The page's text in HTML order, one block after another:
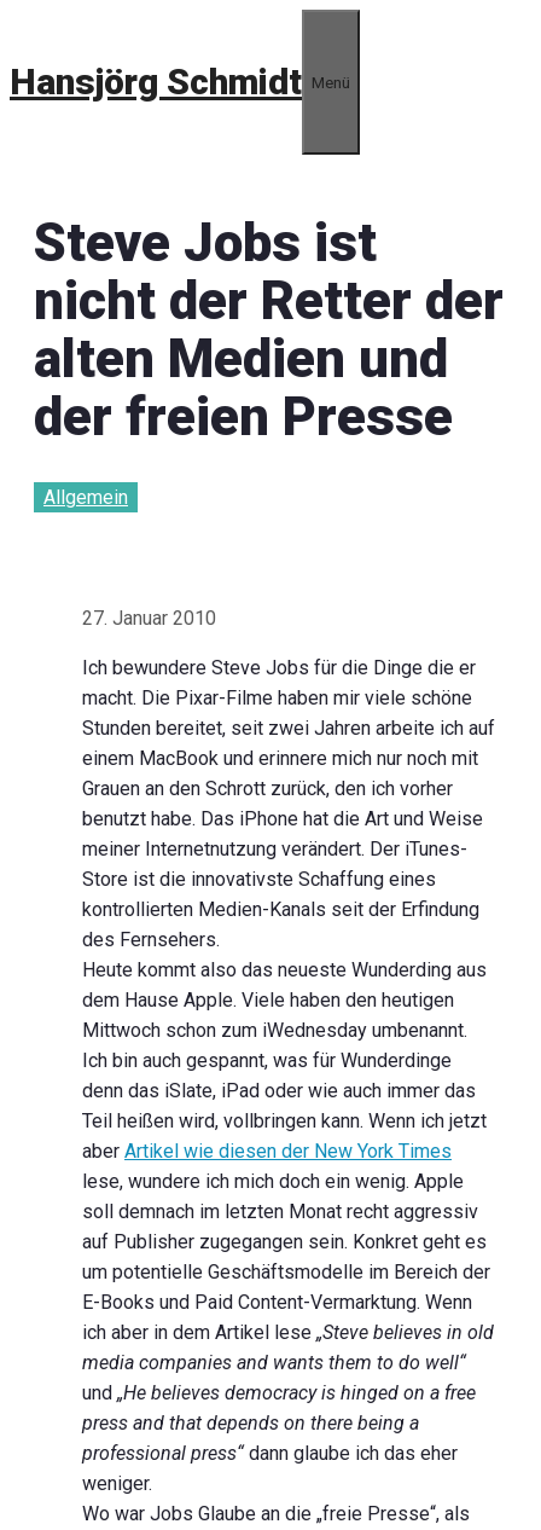
springen
Hansjörg Schmidt Menü
Steve Jobs ist
nicht der Retter der
alten Medien und
der freien Presse
Allgemein
27. Januar 2010
Ich bewundere Steve Jobs für die Dinge die er
macht. Die Pixar-Filme haben mir viele schöne
Stunden bereitet, seit zwei Jahren arbeite ich auf
einem MacBook und erinnere mich nur noch mit
Grauen an den Schrott zurück, den ich vorher
benutzt habe. Das iPhone hat die Art und Weise
meiner Internetnutzung verändert. Der iTunes-
Store ist die innovativste Schaffung eines
kontrollierten Medien-Kanals seit der Erfindung
des Fernsehers.
Heute kommt also das neueste Wunderding aus
dem Hause Apple. Viele haben den heutigen
Mittwoch schon zum iWednesday umbenannt.
Ich bin auch gespannt, was für Wunderdinge
denn das iSlate, iPad oder wie auch immer das
Teil heißen wird, vollbringen kann. Wenn ich jetzt
aber Artikel wie diesen der New York Times
lese, wundere ich mich doch ein wenig. Apple
soll demnach im letzten Monat recht aggressiv
auf Publisher zugegangen sein. Konkret geht es
um potentielle Geschäftsmodelle im Bereich der
E-Books und Paid Content-Vermarktung. Wenn
ich aber in dem Artikel lese „Steve believes in old
media companies and wants them to do well“
und „He believes democracy is hinged on a free
press and that depends on there being a
professional press“dann glaube ich das eher
weniger.
Wo war Jobs Glaube an die „freie Presse“, als